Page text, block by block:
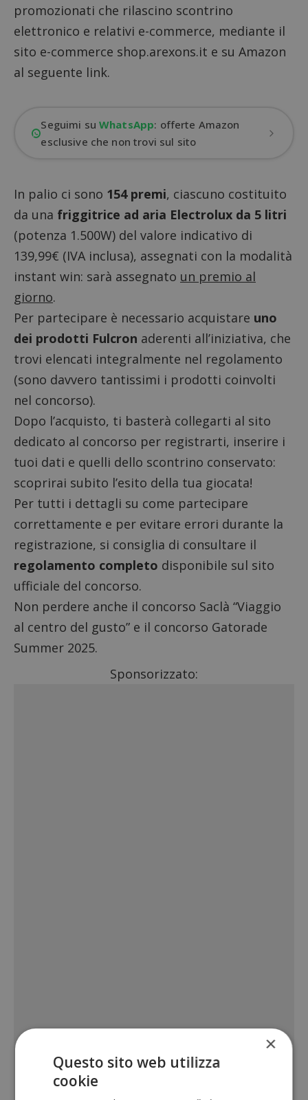
promozionati che rilascino scontrino
elettronico e relativi e-commerce, mediante il
sito e-commerce shop.arexons.it e su Amazon
al seguente link.
Seguimi suWhatsApp: offerte Amazon
esclusive che non trovi sul sito
In palio ci sono 154 premi, ciascuno costituito
da una friggitrice ad aria Electrolux da 5 litri
(potenza 1.500W) del valore indicativo di
139,99€ (IVA inclusa), assegnati con la modalità
instant win: sarà assegnato un premio al
giorno.
Per partecipare è necessario acquistare uno
dei prodotti Fulcron aderenti all’iniziativa, che
trovi elencati integralmente nel regolamento
(sono davvero tantissimi i prodotti coinvolti
nel concorso).
Dopo l’acquisto, ti basterà collegarti al sito
dedicato al concorso per registrarti, inserire i
tuoi dati e quelli dello scontrino conservato:
scoprirai subito l’esito della tua giocata!
Per tutti i dettagli su come partecipare
correttamente e per evitare errori durante la
registrazione, si consiglia di consultare il
regolamento completo disponibile sul sito
ufficiale del concorso.
Non perdere anche il concorso Saclà “Viaggio
al centro del gusto” e il concorso Gatorade
Summer 2025.
Sponsorizzato:
×
Questo sito web utilizza
cookie